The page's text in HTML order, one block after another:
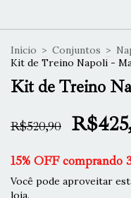
Início > Conjuntos >
Kit de Treino Napoli -
Kit de Treino
R$520,90
15% OFF comprando
Você pode aproveitar
loja.